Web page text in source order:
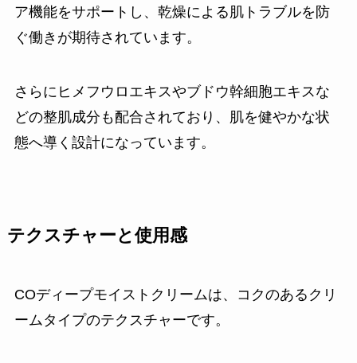
ア機能をサポートし、乾燥による肌トラブルを防
ぐ働きが期待されています。
さらにヒメフウロエキスやブドウ幹細胞エキスな
どの整肌成分も配合されており、肌を健やかな状
態へ導く設計になっています。
テクスチャーと使用感
COディープモイストクリームは、コクのあるクリ
ームタイプのテクスチャーです。